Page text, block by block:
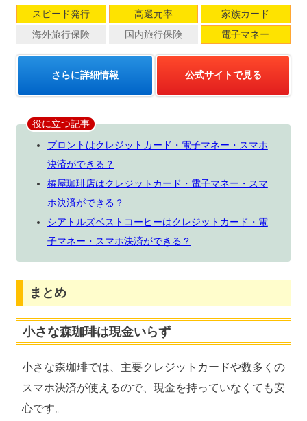
スピード発行 高還元率
家族カード
海外旅行保険
国内旅行保険 電子マネー
さらに詳細情報 公式サイトで見る
役に立つ記事
プロントはクレジットカード・電子マネー・スマホ
決済ができる？
椿屋珈琲店はクレジットカード・電子マネー・スマ
ホ決済ができる？
シアトルズベストコーヒーはクレジットカード・電
子マネー・スマホ決済ができる？
まとめ
小さな森珈琲は現金いらず
小さな森珈琲では、主要クレジットカードや数多くの
スマホ決済が使えるので、現金を持っていなくても安
心です。